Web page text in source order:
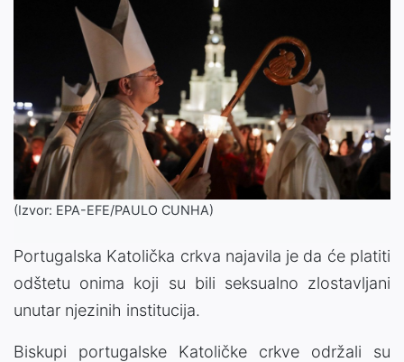
(Izvor: EPA-EFE/PAULO CUNHA)
Portugalska Katolička crkva najavila je da će platiti
odštetu onima koji su bili seksualno zlostavljani
unutar njezinih institucija.
Biskupi portugalske Katoličke crkve održali su